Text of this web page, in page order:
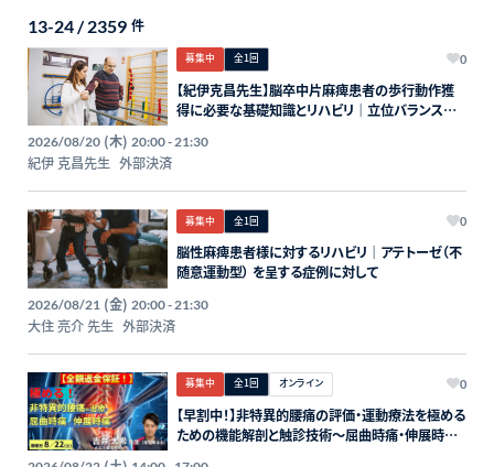
13-24 / 2359 件
募集中 全1回 0
【紀伊克昌先生】脳卒中片麻痺患者の歩行動作獲
得に必要な基礎知識とリハビリ｜立位バランスに
2026/08/20 (木) 20:00 - 21:30
紀伊 克昌先生 外部決済
募集中 全1回 0
脳性麻痺患者様に対するリハビリ｜アテトーゼ（不
随意運動型） を呈する症例に対して
2026/08/21 (金) 20:00 - 21:30
大住 亮介 先生 外部決済
募集中 全1回 オンライン 0
【早割中！】非特異的腰痛の評価・運動療法を極める
ための機能解剖と触診技術〜屈曲時痛・伸展時痛